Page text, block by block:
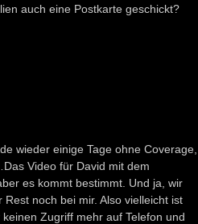
auch eine Postkarte geschickt?
wieder einige Tage ohne Coverage,
Video für David mit dem
es kommt bestimmt. Und ja, wir
noch bei mir. Also vielleicht ist
Zugriff mehr auf Telefon und